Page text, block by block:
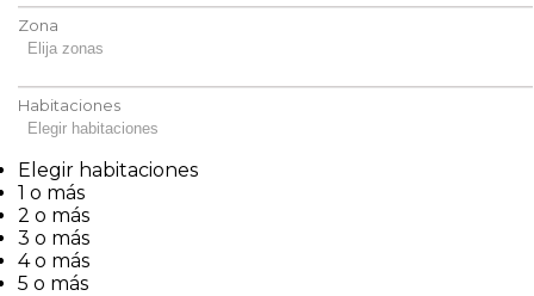
Zona
Elija zonas
Habitaciones
Elegir habitaciones
Elegir habitaciones
1 o más
2 o más
3 o más
4 o más
5 o más